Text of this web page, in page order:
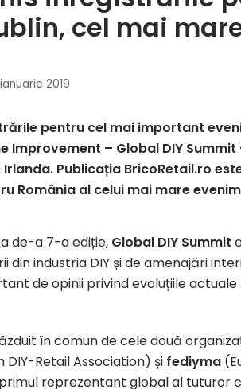
cel mai
2019
pentru cel mai important
Improvement – Global DIY Summit
Irlanda. Publicația BricoRetail.ro
România al celui mai mare
de-a 7-a ediție, Global DIY Summit
din industria DIY și de amenajări
de opinii privind evoluțiile
în comun de cele două
DIY-Retail Association) și fediyma
reprezentant global al tuturor